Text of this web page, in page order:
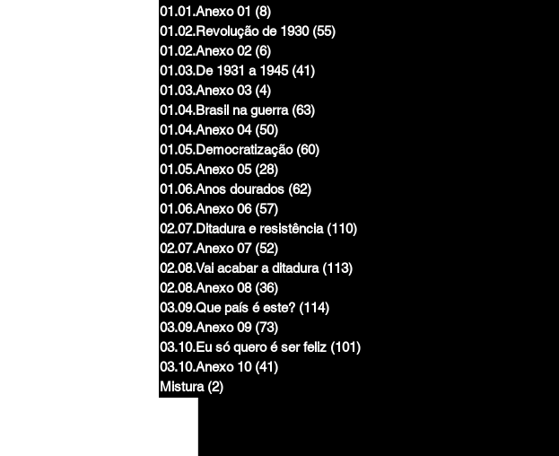
01.01.Anexo 01 (8)
01.02.Revolução de 1930 (55)
01.02.Anexo 02 (6)
01.03.De 1931 a 1945 (41)
01.03.Anexo 03 (4)
01.04.Brasil na guerra (63)
01.04.Anexo 04 (50)
01.05.Democratização (60)
01.05.Anexo 05 (28)
01.06.Anos dourados (62)
01.06.Anexo 06 (57)
02.07.Ditadura e resistência (110)
02.07.Anexo 07 (52)
02.08.Vai acabar a ditadura (113)
02.08.Anexo 08 (36)
03.09.Que país é este? (114)
03.09.Anexo 09 (73)
03.10.Eu só quero é ser feliz (101)
03.10.Anexo 10 (41)
Mistura (2)